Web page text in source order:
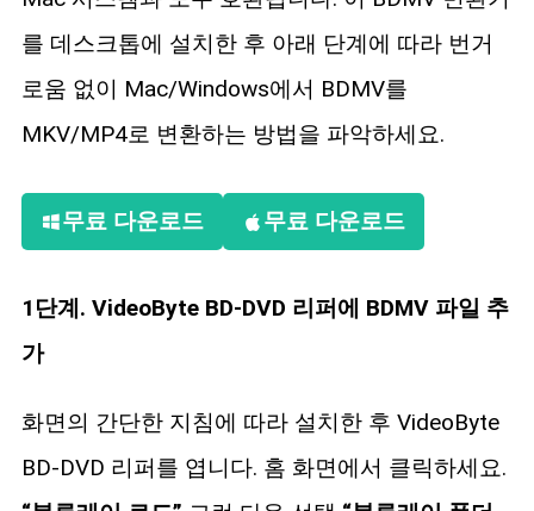
를 데스크톱에 설치한 후 아래 단계에 따라 번거
로움 없이 Mac/Windows에서 BDMV를
MKV/MP4로 변환하는 방법을 파악하세요.
무료 다운로드 무료 다운로드
1단계. VideoByte BD-DVD 리퍼에 BDMV 파일 추
가
화면의 간단한 지침에 따라 설치한 후 VideoByte
BD-DVD 리퍼를 엽니다. 홈 화면에서 클릭하세요.